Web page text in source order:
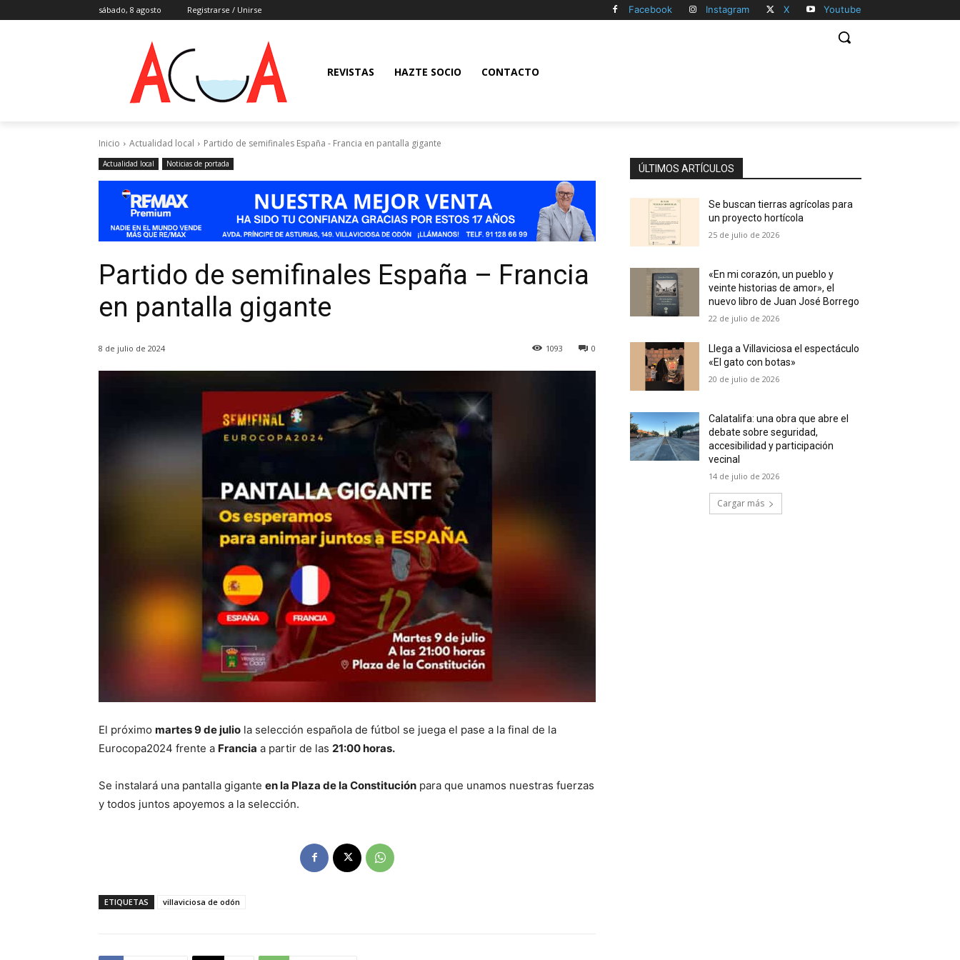
sábado, 8 agosto Registrarse / Unirse Facebook Instagram X Youtube
REVISTAS HAZTE SOCIO CONTACTO
Inicio Actualidad local Partido de semifinales España - Francia en pantalla gigante
Actualidad local Noticias de portada
Partido de semifinales España – Francia
en pantalla gigante
8 de julio de 2024 0
1093
El próximo martes 9 de julio la selección española de fútbol se juega el pase a la final de la
Eurocopa2024 frente a Francia a partir de las 21:00 horas.
Se instalará una pantalla gigante en la Plaza de la Constitución para que unamos nuestras fuerzas
y todos juntos apoyemos a la selección.
ETIQUETAS villaviciosa de odón
ÚLTIMOS ARTÍCULOS
Se buscan tierras agrícolas para
un proyecto hortícola
25 de julio de 2026
«En mi corazón, un pueblo y
veinte historias de amor», el
nuevo libro de Juan José Borrego
22 de julio de 2026
Llega a Villaviciosa el espectáculo
«El gato con botas»
20 de julio de 2026
Calatalifa: una obra que abre el
debate sobre seguridad,
accesibilidad y participación
vecinal
14 de julio de 2026
Cargar más